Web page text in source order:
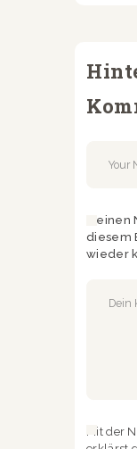
diesem
wieder
Mit der